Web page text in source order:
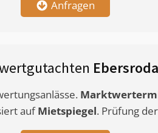
Anfragen
Ebersroda
aufMietspiegel. Prüfung der